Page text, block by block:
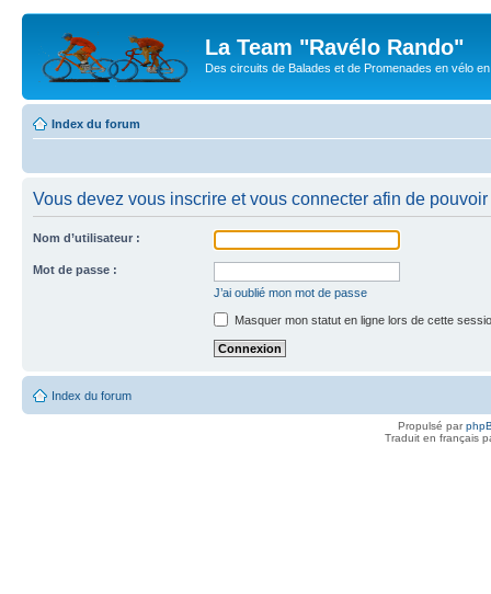
La Team "Ravélo Rando"
Des circuits de Balades et de Promenades en vélo
Index du forum
Vous devez vous inscrire et vous connecter afin de
Nom d’utilisateur :
Mot de passe :
J’ai oublié mon mot de passe
Masquer mon statut en ligne lors de cette
Index du forum
Propulsé par
Traduit en français